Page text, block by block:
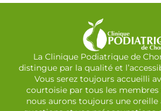
La Clinique Podiatrique de
distingue par la qualité et
Vous serez toujours accueilli
courtoisie par tous les
nous aurons toujours une